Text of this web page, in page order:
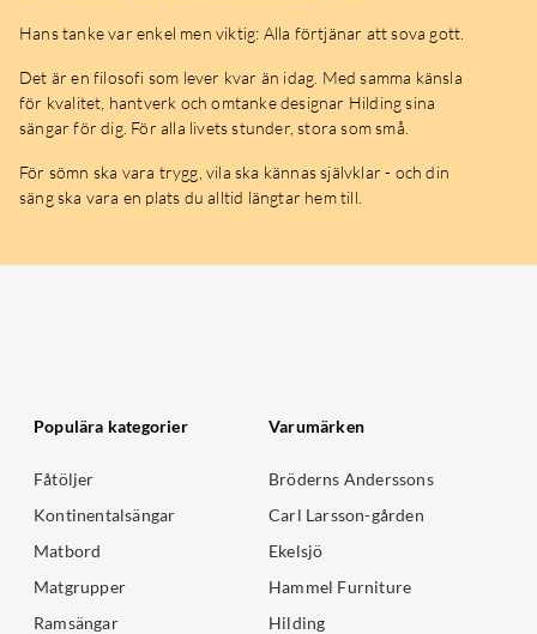
Hans tanke var enkel men viktig: Alla förtjänar att sova gott.
Det är en filosofi som lever kvar än idag. Med samma känsla
för kvalitet, hantverk och omtanke designar Hilding sina
sängar för dig. För alla livets stunder, stora som små.
För sömn ska vara trygg, vila ska kännas självklar - och din
säng ska vara en plats du alltid längtar hem till.
Populära kategorier
Fåtöljer
Kontinentalsängar
Matbord
Matgrupper
Ramsängar
Varumärken
Bröderns Anderssons
Carl Larsson-gården
Ekelsjö
Hammel Furniture
Hilding